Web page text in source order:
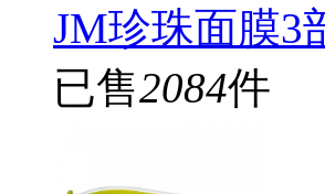
JM珍珠面膜3
已售2084件